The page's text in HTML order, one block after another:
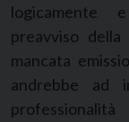
logicamente
preavviso
mancata
andrebbe ad